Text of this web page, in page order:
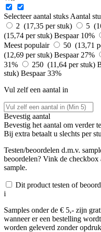
Selecteer aantal stuks Aantal
2 (17,35 per stuk)
5
(15,74 per stuk) Bespaar 10%
Meest populair
50 (13,71
(12,69 per stuk) Bespaar 27%
31%
250 (11,64 per stuk)
stuk) Bespaar 33%
Vul zelf een aantal in
Bevestig aantal
Bevestig het aantal om verder
Bij extra betaalt u slechts per
Testen/beoordelen d.m.v.
beoordelen? Vink de checkbox
sample.
Dit product testen of
i
Samples onder de € 5,- zijn
wanneer er een bestelling
worden geleverd zonder